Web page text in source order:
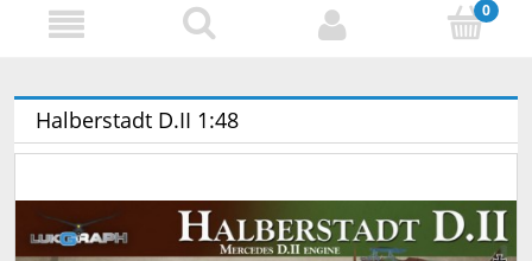
Halberstadt D.II 1:48